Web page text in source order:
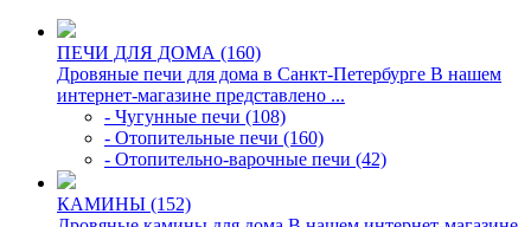
ПЕЧИ ДЛЯ ДОМА (160)
Дровяные печи для дома в Санкт-Петербурге В нашем
интернет-магазине представлено ...
- Чугунные печи (108)
- Отопительные печи (160)
- Отопительно-варочные печи (42)
КАМИНЫ (152)